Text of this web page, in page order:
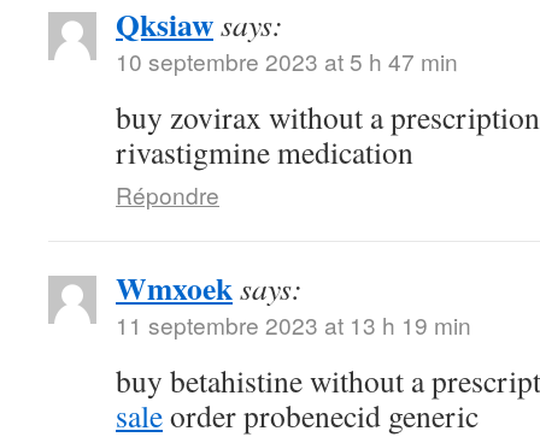
Qksiawsays:
10 septembre 2023 at 5 h 47 min
buy zovirax without a
rivastigmine medication
Répondre
Wmxoeksays:
11 septembre 2023 at 13 h 19 min
buy betahistine without a
saleorder probenecid generic